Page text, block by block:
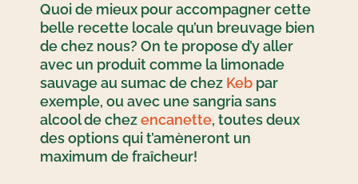
Quoi de mieux pour accompagner cette
belle recette locale qu’un breuvage bien
de chez nous? On te propose d’y aller
avec un produit comme la limonade
sauvage au sumac de chez Keb par
exemple, ou avec une sangria sans
alcool de chezencanette, toutes deux
des options qui t’amèneront un
maximum de fraîcheur!